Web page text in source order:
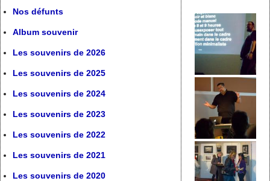
Nos défunts
Album souvenir
Les souvenirs de 2026
Les souvenirs de 2025
Les souvenirs de 2024
Les souvenirs de 2023
Les souvenirs de 2022
Les souvenirs de 2021
Les souvenirs de 2020